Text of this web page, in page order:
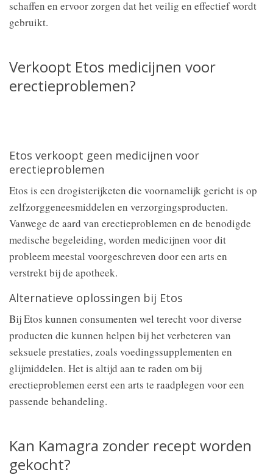
schaffen en ervoor zorgen dat het veilig en effectief wordt
gebruikt.
Verkoopt Etos medicijnen voor
erectieproblemen?
Etos verkoopt geen medicijnen voor
erectieproblemen
Etos is een drogisterijketen die voornamelijk gericht is op
zelfzorggeneesmiddelen en verzorgingsproducten.
Vanwege de aard van erectieproblemen en de benodigde
medische begeleiding, worden medicijnen voor dit
probleem meestal voorgeschreven door een arts en
verstrekt bij de apotheek.
Alternatieve oplossingen bij Etos
Bij Etos kunnen consumenten wel terecht voor diverse
producten die kunnen helpen bij het verbeteren van
seksuele prestaties, zoals voedingssupplementen en
glijmiddelen. Het is altijd aan te raden om bij
erectieproblemen eerst een arts te raadplegen voor een
passende behandeling.
Kan Kamagra zonder recept worden
gekocht?